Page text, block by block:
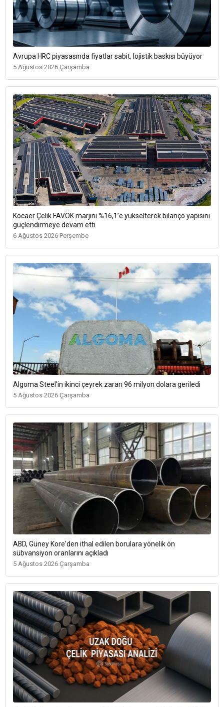
Avrupa HRC piyasasında fiyatlar sabit, lojistik baskısı büyüyor
5 Ağustos 2026 Çarşamba
Kocaer Çelik FAVÖK marjını %16,1’e yükselterek bilanço yapısını
güçlendirmeye devam etti
6 Ağustos 2026 Perşembe
Algoma Steel'in ikinci çeyrek zararı 96 milyon dolara geriledi
5 Ağustos 2026 Çarşamba
ABD, Güney Kore'den ithal edilen borulara yönelik ön
sübvansiyon oranlarını açıkladı
5 Ağustos 2026 Çarşamba